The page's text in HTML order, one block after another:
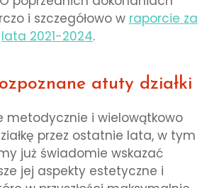
i szczegółowo w raporcie za
lata 2021-2024.
atuty działki
metodycznie i wielowątkowo
przez ostatnie lata, w tym
już świadomie wskazać
jej aspekty estetyczne i